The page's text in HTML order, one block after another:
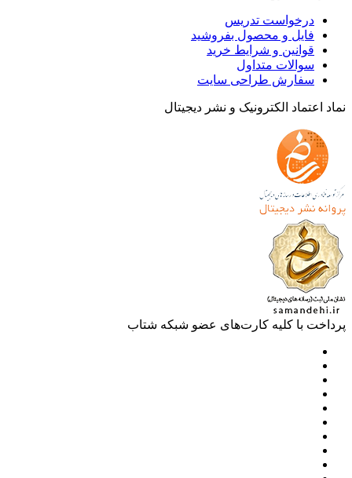
درخواست تدریس
فایل و محصول بفروشید
قوانین و شرایط خرید
سوالات متداول
سفارش طراحی سایت
اعتماد الکترونیک و نشر دیجیتال
با کلیه کارت‌های عضو شبکه شتاب